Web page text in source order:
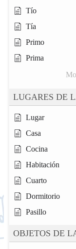
Tío
Tía
Primo
Prima
LUGARES DE
Lugar
Casa
Cocina
Habitación
Cuarto
Dormitorio
Pasillo
OBJETOS DE